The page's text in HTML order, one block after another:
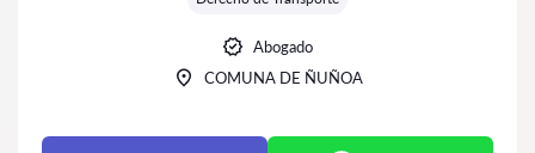
Abogado
COMUNA DE ÑUÑOA